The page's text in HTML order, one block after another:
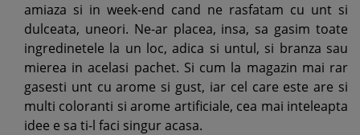
amiaza si in week-end cand ne rasfatam cu unt si
dulceata, uneori. Ne-ar placea, insa, sa gasim toate
ingredinetele la un loc, adica si untul, si branza sau
mierea in acelasi pachet. Si cum la magazin mai rar
gasesti unt cu arome si gust, iar cel care este are si
multi coloranti si arome artificiale, cea mai inteleapta
idee e sa ti-l faci singur acasa.